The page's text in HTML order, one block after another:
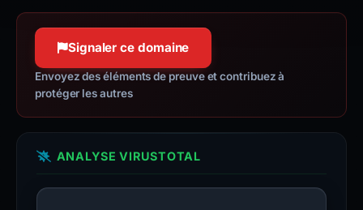
Signaler ce domaine
Envoyez des éléments de preuve et contribuez à
protéger les autres
ANALYSE VIRUSTOTAL